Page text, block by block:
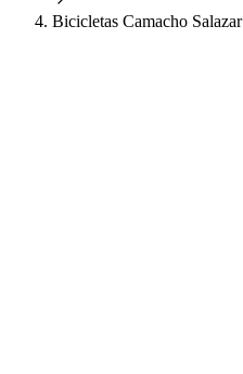
Bicicletas Camacho Salazar